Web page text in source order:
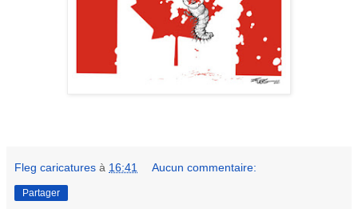
Fleg caricatures à 16:41 Aucun commentaire:
Partager